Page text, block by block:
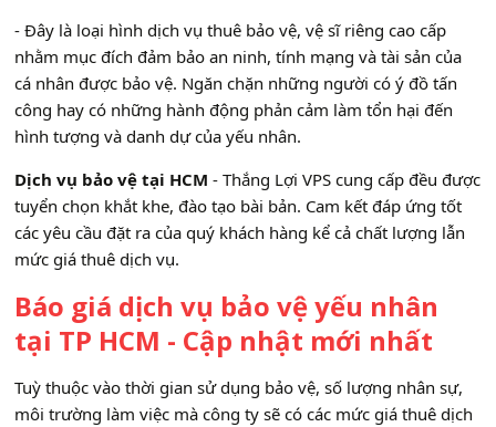
- Đây là loại hình dịch vụ thuê bảo vệ, vệ sĩ riêng cao cấp
nhằm mục đích đảm bảo an ninh, tính mạng và tài sản của
cá nhân được bảo vệ. Ngăn chặn những người có ý đồ tấn
công hay có những hành động phản cảm làm tổn hại đến
hình tượng và danh dự của yếu nhân.
Dịch vụ bảo vệ tại HCM - Thắng Lợi VPS cung cấp đều được
tuyển chọn khắt khe, đào tạo bài bản. Cam kết đáp ứng tốt
các yêu cầu đặt ra của quý khách hàng kể cả chất lượng lẫn
mức giá thuê dịch vụ.
Báo giá dịch vụ bảo vệ yếu nhân
tại TP HCM - Cập nhật mới nhất
Tuỳ thuộc vào thời gian sử dụng bảo vệ, số lượng nhân sự,
môi trường làm việc mà công ty sẽ có các mức giá thuê dịch